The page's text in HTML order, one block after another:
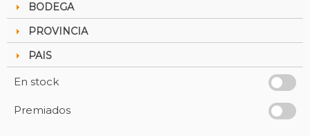
BODEGA
PROVINCIA
PAIS
En stock
Premiados